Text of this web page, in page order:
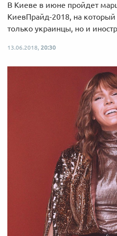
В Киеве в июне пройдет
КиевПрайд-2018, на
только украинцы, но и
13.06.2018, 20:30